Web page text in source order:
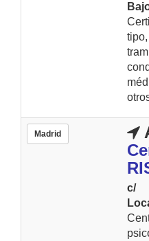
Madrid
c/